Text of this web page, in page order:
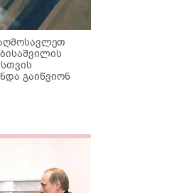
გაიწვიონ